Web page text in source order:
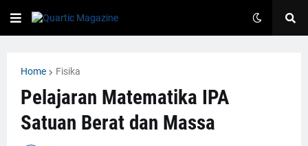
Home Fisika
Pelajaran Matematika IPA
Satuan Berat dan Massa